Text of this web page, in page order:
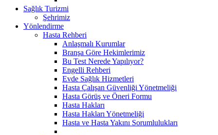
Sağlık Turizmi
Şehrimiz
Yönlendirme
Hasta Rehberi
Anlaşmalı Kurumlar
Branşa Göre Hekimlerimiz
Bu Test Nerede Yapılıyor?
Engelli Rehberi
Evde Sağlık Hizmetleri
Hasta Çalışan Güvenliği Yönetmeliği
Hasta Görüş ve Öneri Formu
Hasta Hakları
Hasta Hakları Yönetmeliği
Hasta ve Hasta Yakını Sorumlulukları